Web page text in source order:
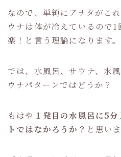
なので、単純にアナタがこ
ウナは体が冷えているので
楽！と言う理論になります。
では、水風呂、サウナ、水
ウナパターンではどうか？
もはや １発目の水風呂に5
トではなかろうか？ と思いま